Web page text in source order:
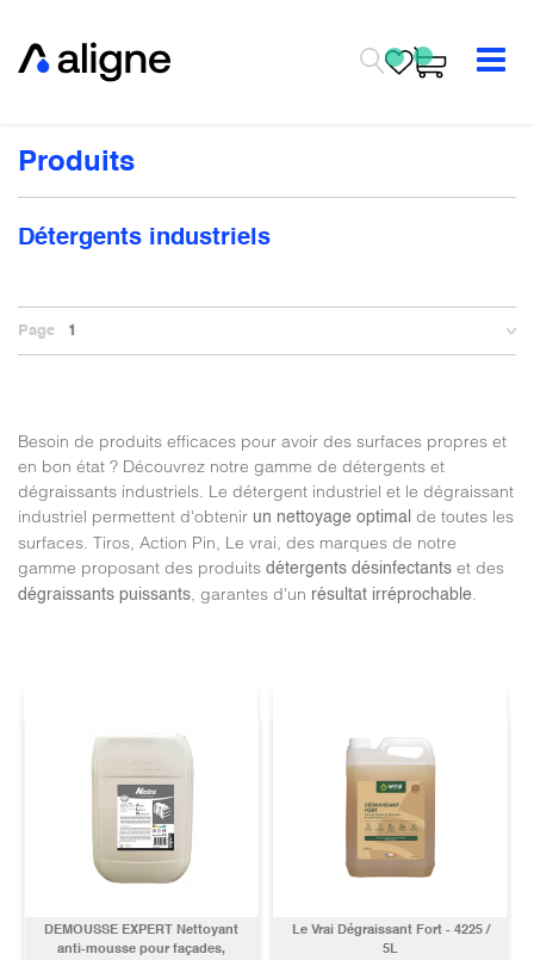
Produits
Détergents industriels
Page 1
Besoin de produits efficaces pour avoir des surfaces propres et
en bon état ? Découvrez notre gamme de détergents et
dégraissants industriels. Le détergent industriel et le dégraissant
industriel permettent d'obtenir un nettoyage optimal de toutes les
surfaces. Tiros, Action Pin, Le vrai, des marques de notre
gamme proposant des produits détergents désinfectants et des
dégraissants puissants, garantes d'un résultat irréprochable.
DEMOUSSE EXPERT Nettoyant
anti-mousse pour façades,
Le Vrai Dégraissant Fort - 4225 /
5L